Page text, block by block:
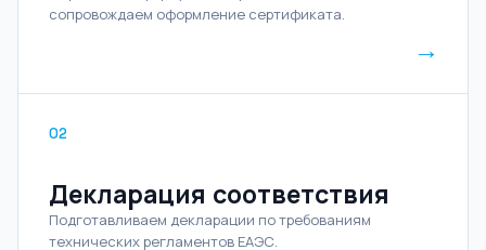
сопровождаем оформление сертификата.
→
02
Декларация соответствия
Подготавливаем декларации по требованиям
технических регламентов ЕАЭС.